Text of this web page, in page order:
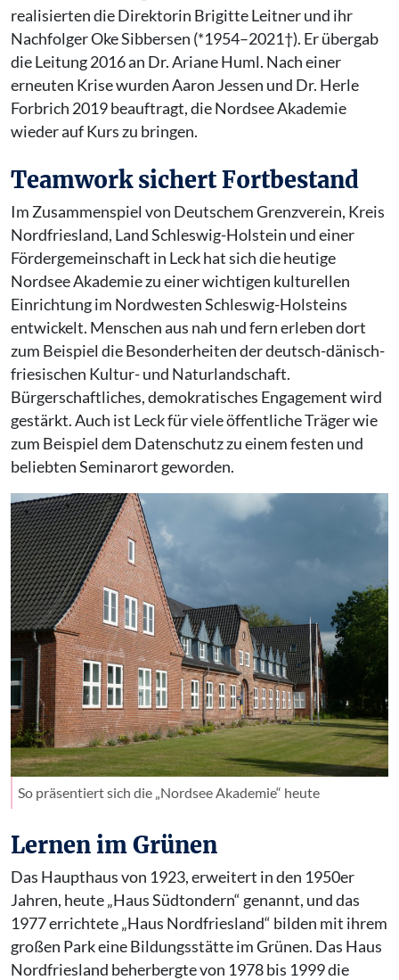
realisierten die Direktorin Brigitte Leitner und ihr
Nachfolger Oke Sibbersen (*1954–2021†). Er übergab
die Leitung 2016 an Dr. Ariane Huml. Nach einer
erneuten Krise wurden Aaron Jessen und Dr. Herle
Forbrich 2019 beauftragt, die Nordsee Akademie
wieder auf Kurs zu bringen.
Teamwork sichert Fortbestand
Im Zusammenspiel von Deutschem Grenzverein, Kreis
Nordfriesland, Land Schleswig-Holstein und einer
Fördergemeinschaft in Leck hat sich die heutige
Nordsee Akademie zu einer wichtigen kulturellen
Einrichtung im Nordwesten Schleswig-Holsteins
entwickelt. Menschen aus nah und fern erleben dort
zum Beispiel die Besonderheiten der deutsch-dänisch-
friesischen Kultur- und Naturlandschaft.
Bürgerschaftliches, demokratisches Engagement wird
gestärkt. Auch ist Leck für viele öffentliche Träger wie
zum Beispiel dem Datenschutz zu einem festen und
beliebten Seminarort geworden.
So präsentiert sich die „Nordsee Akademie“ heute
Lernen im Grünen
Das Haupthaus von 1923, erweitert in den 1950er
Jahren, heute „Haus Südtondern“ genannt, und das
1977 errichtete „Haus Nordfriesland“ bilden mit ihrem
großen Park eine Bildungsstätte im Grünen. Das Haus
Nordfriesland beherbergte von 1978 bis 1999 die